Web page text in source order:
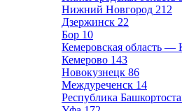
Нижний Новгород 212
Дзержинск 22
Бор 10
Кемеровская область —
Кемерово 143
Новокузнецк 86
Междуреченск 14
Республика